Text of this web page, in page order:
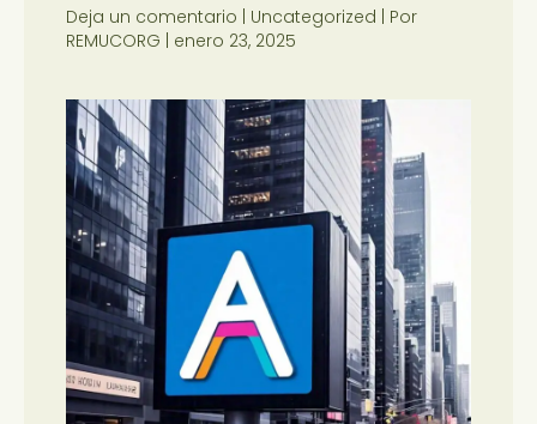
Deja un comentario Uncategorized | Por
REMUCORG
enero 23, 2025